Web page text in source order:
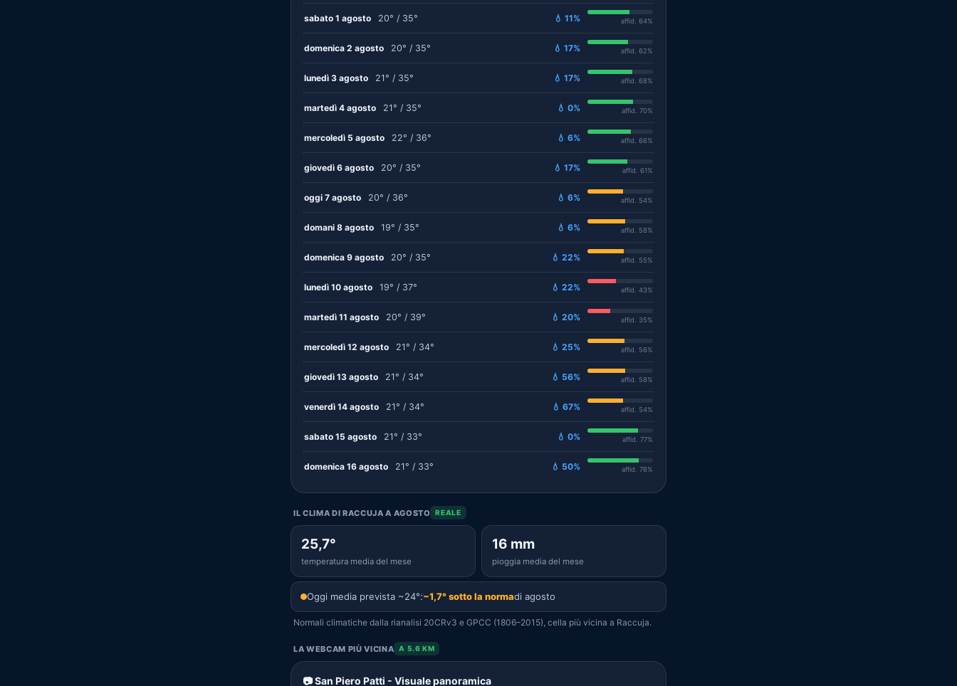
sabato 1 agosto 20° / 35° 💧 11% affid. 64%
domenica 2 agosto 20° / 35° 💧 17% affid. 62%
lunedì 3 agosto 21° / 35° 💧 17% affid. 68%
martedì 4 agosto 21° / 35° 💧 0% affid. 70%
mercoledì 5 agosto 22° / 36° 💧 6% affid. 66%
giovedì 6 agosto 20° / 35° 💧 17% affid. 61%
oggi 7 agosto 20° / 36° 💧 6% affid. 54%
domani 8 agosto 19° / 35° 💧 6% affid. 58%
domenica 9 agosto 20° / 35° 💧 22% affid. 55%
lunedì 10 agosto 19° / 37° 💧 22% affid. 43%
martedì 11 agosto 20° / 39° 💧 20% affid. 35%
mercoledì 12 agosto 21° / 34° 💧 25% affid. 56%
giovedì 13 agosto 21° / 34° 💧 56% affid. 58%
venerdì 14 agosto 21° / 34° 💧 67% affid. 54%
sabato 15 agosto 21° / 33° 💧 0% affid. 77%
domenica 16 agosto 21° / 33° 💧 50% affid. 78%
IL CLIMA DI RACCUJA A AGOSTO REALE
25,7°
temperatura media del mese
16 mm
pioggia media del mese
Oggi media prevista ~24°:−1,7° sotto la normadi agosto
Normali climatiche dalla rianalisi 20CRv3 e GPCC (1806–2015), cella più vicina a Raccuja.
LA WEBCAM PIÙ VICINA A 5.6 KM
📷 San Piero Patti - Visuale panoramica